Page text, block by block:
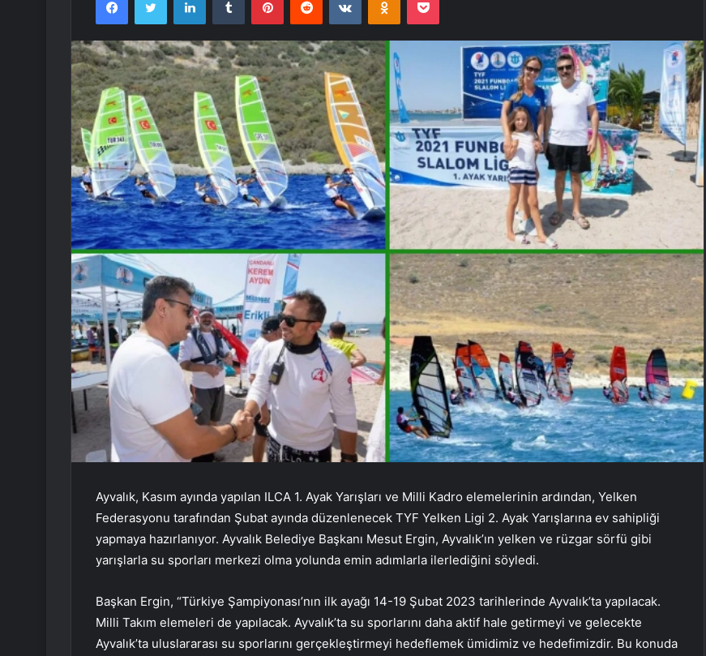
Ayvalık, Kasım ayında yapılan ILCA 1. Ayak Yarışları ve Milli Kadro elemelerinin ardından, Yelken
Federasyonu tarafından Şubat ayında düzenlenecek TYF Yelken Ligi 2. Ayak Yarışlarına ev sahipliği
yapmaya hazırlanıyor. Ayvalık Belediye Başkanı Mesut Ergin, Ayvalık’ın yelken ve rüzgar sörfü gibi
yarışlarla su sporları merkezi olma yolunda emin adımlarla ilerlediğini söyledi.
Başkan Ergin, “Türkiye Şampiyonası’nın ilk ayağı 14-19 Şubat 2023 tarihlerinde Ayvalık’ta yapılacak.
Milli Takım elemeleri de yapılacak. Ayvalık’ta su sporlarını daha aktif hale getirmeyi ve gelecekte
Ayvalık’ta uluslararası su sporlarını gerçekleştirmeyi hedeflemek ümidimiz ve hedefimizdir. Bu konuda